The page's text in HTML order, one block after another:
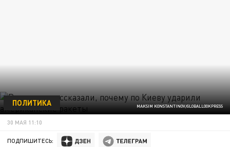
MAKSIM KONSTANTINOV/GLOBALLOOKPRESS
ПОЛИТИКА
30 МАЯ 11:10
ПОДПИШИТЕСЬ: